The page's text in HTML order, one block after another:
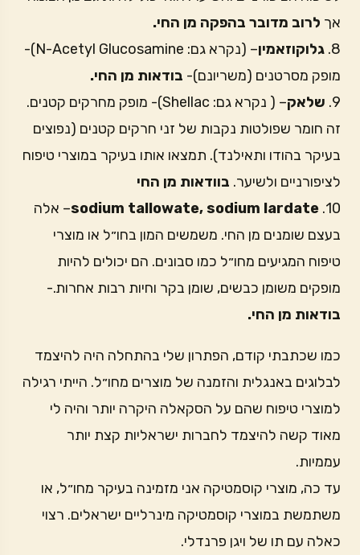
אך לרוב מדובר בהפקה מן החי.
8. גלוקוזאמין
– (נקרא גם: N-Acetyl Glucosamine)-
מופק מסרטנים (משריונם)- בודאות מן החי.
9. שלאק
– ( נקרא גם: Shellac)- מופק מחרקים קטנים.
זה חומר שפולטות נקבות של זני חרקים קטנים (נפוצים
בעיקר בהודו ותאילנד). תמצאו אותו בעיקר במוצרי טיפוח
לציפורניים ולשיער. בוודאות מן החי
10.
sodium tallowate, sodium lardate– אלה
בעצם שומנים מן החי. משמשים המון בחו״ל או מוצרי
טיפוח המגיעים מחו״ל כמו סבונים. הם יכולים להיות
מופקים משומן כבשים, שומן בקר וחיות רבות אחרות.-
בודאות מן החי.
כמו שכתבתי קודם, הפתרון שלי בהתחלה היה להיצמד
לבלוגים באנגלית והזמנה של מוצרים מחו״ל. הייתי רגילה
למוצרי טיפוח שהם על הסקאלה היקרה יותר והיה לי
מאוד קשה להיצמד לחברות ישראליות קצת יותר
עממיות.
עד כה, מוצרי קוסמטיקה אני מזמינה בעיקר מחו״ל, או
משתמשת במוצרי קוסמטיקה מינרליים ישראלים. רצוי
כאלה עם תו של ויגן פרנדלי.